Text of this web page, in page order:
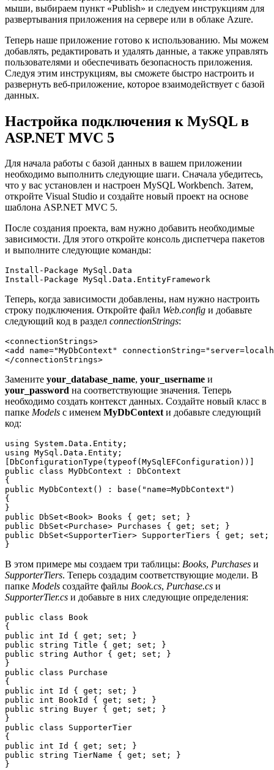
мыши, выбираем пункт «Publish» и следуем инструкциям для
развертывания приложения на сервере или в облаке Azure.
Теперь наше приложение готово к использованию. Мы можем
добавлять, редактировать и удалять данные, а также управлять
пользователями и обеспечивать безопасность приложения.
Следуя этим инструкциям, вы сможете быстро настроить и
развернуть веб-приложение, которое взаимодействует с базой
данных.
Настройка подключения к MySQL в
ASP.NET MVC 5
Для начала работы с базой данных в вашем приложении
необходимо выполнить следующие шаги. Сначала убедитесь,
что у вас установлен и настроен MySQL Workbench. Затем,
откройте Visual Studio и создайте новый проект на основе
шаблона ASP.NET MVC 5.
После создания проекта, вам нужно добавить необходимые
зависимости. Для этого откройте консоль диспетчера пакетов
и выполните следующие команды:
Install-Package MySql.Data
Install-Package MySql.Data.EntityFramework
Теперь, когда зависимости добавлены, нам нужно настроить
строку подключения. Откройте файл Web.config и добавьте
следующий код в раздел connectionStrings:
<connectionStrings>
<add name="MyDbContext"
</connectionStrings>
Замените your_database_name, your_username и
your_password на соответствующие значения. Теперь
необходимо создать контекст данных. Создайте новый класс в
папке Models с именем MyDbContextи добавьте следующий
код:
using System.Data.Entity;
using MySql.Data.Entity;
[DbConfigurationType(typeof(MySqlEFConfiguration))]
public class MyDbContext : DbContext
{
public MyDbContext() : base("name=MyDbContext")
{
}
public DbSet<Book> Books { get; set; }
public DbSet<Purchase> Purchases { get; set; }
public DbSet<SupporterTier> SupporterTiers { get; set;
}
В этом примере мы создаем три таблицы: Books, Purchases и
SupporterTiers. Теперь создадим соответствующие модели. В
папке Models создайте файлы Book.cs, Purchase.cs и
SupporterTier.cs и добавьте в них следующие определения:
public class Book
{
public int Id { get; set; }
public string Title { get; set; }
public string Author { get; set; }
}
public class Purchase
{
public int Id { get; set; }
public int BookId { get; set; }
public string Buyer { get; set; }
}
public class SupporterTier
{
public int Id { get; set; }
public string TierName { get; set; }
}